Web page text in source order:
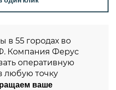
в 55 городах во
Компания Ферус
оперативную
любую точку
ваше